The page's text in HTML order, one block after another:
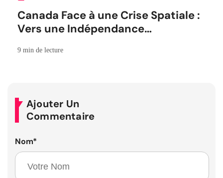
Canada Face à une Crise Spatiale :
Vers une Indépendance
9 min de lecture
Ajouter Un
Commentaire
Nom*